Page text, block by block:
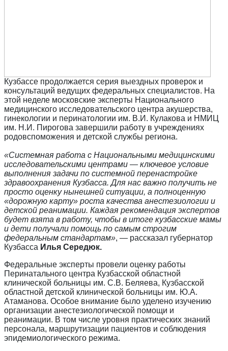
Кузбассе продолжается серия выездных проверок и
консультаций ведущих федеральных специалистов. На
этой неделе московские эксперты Национального
медицинского исследовательского центра акушерства,
гинекологии и перинатологии им. В.И. Кулакова и НМИЦ
им. Н.И. Пирогова завершили работу в учреждениях
родовспоможения и детской службы региона.
«Системная работа с Национальными медицинскими
исследовательскими центрами — ключевое условие
выполнения задачи по системной перенастройке
здравоохранения Кузбасса. Для нас важно получить не
просто оценку нынешней ситуации, а полноценную
«дорожную карту» роста качества анестезиологии и
детской реанимации. Каждая рекомендация экспертов
будет взята в работу, чтобы в итоге кузбасские мамы
и дети получали помощь по самым строгим
федеральным стандартам», — рассказал губернатор
Кузбасса Илья Середюк.
Федеральные эксперты провели оценку работы
Перинатального центра Кузбасской областной
клинической больницы им. С.В. Беляева, Кузбасской
областной детской клинической больницы им. Ю.А.
Атаманова. Особое внимание было уделено изучению
организации анестезиологической помощи и
реанимации. В том числе уровня практических знаний
персонала, маршрутизации пациентов и соблюдения
эпидемиологического режима.